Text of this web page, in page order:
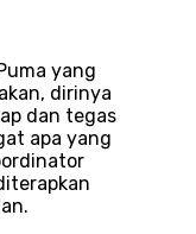
yang
dirinya
dan tegas
apa yang